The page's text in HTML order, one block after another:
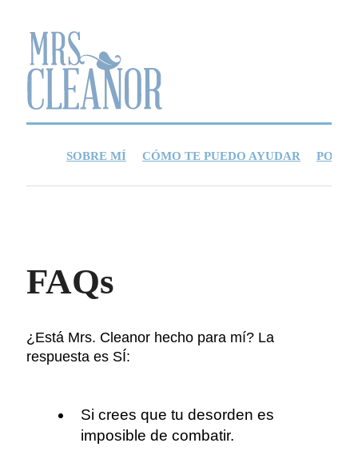
SOBRE MÍ CÓMO TE PUEDO AYUDAR PON
FAQs
¿Está Mrs. Cleanor hecho para mí? La
respuesta es SÍ:
Si crees que tu desorden es
imposible de combatir.